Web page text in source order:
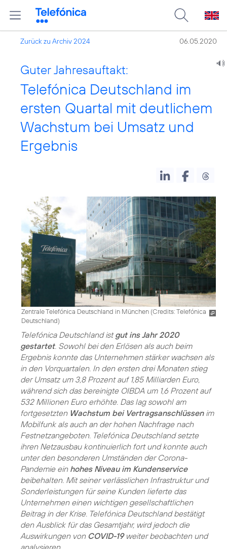
Zurück zu Archiv 2024 06.05.2020
Guter Jahresauftakt:
Telefónica Deutschland im
ersten Quartal mit deutlichem
Wachstum bei Umsatz und
Ergebnis
Zentrale Telefónica Deutschland in München (Credits: Telefónica
Deutschland)
Telefónica Deutschland istgut ins Jahr 2020
gestartet. Sowohl bei den Erlösen als auch beim
Ergebnis konnte das Unternehmen stärker wachsen als
in den Vorquartalen. In den ersten drei Monaten stieg
der Umsatz um 3,8 Prozent auf 1,85 Milliarden Euro,
während sich das bereinigte OIBDA um 1,6 Prozent auf
532 Millionen Euro erhöhte. Das lag sowohl am
fortgesetzten Wachstum bei Vertragsanschlüssenim
Mobilfunk als auch an der hohen Nachfrage nach
Festnetzangeboten. Telefónica Deutschland setzte
ihren Netzausbau kontinuierlich fort und konnte auch
unter den besonderen Umständen der Corona-
Pandemie ein hohes Niveau im Kundenservice
beibehalten. Mit seiner verlässlichen Infrastruktur und
Sonderleistungen für seine Kunden lieferte das
Unternehmen einen wichtigen gesellschaftlichen
Beitrag in der Krise. Telefónica Deutschland bestätigt
den Ausblick für das Gesamtjahr, wird jedoch die
Auswirkungen von COVID-19weiter beobachten und
analysieren.